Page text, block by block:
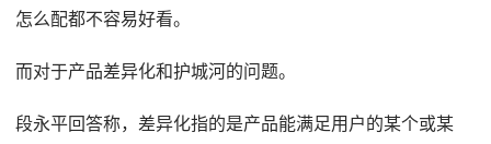
怎么配都不容易好看。
而对于产品差异化和护城河的问题。
段永平回答称，差异化指的是产品能满足用户的某个或某